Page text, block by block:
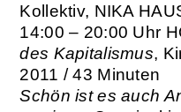
Kollektiv, NIKA
14:00 – 20:00 Uhr
des Kapitalismus,
2011 / 43 Minuten
Schön ist es auch